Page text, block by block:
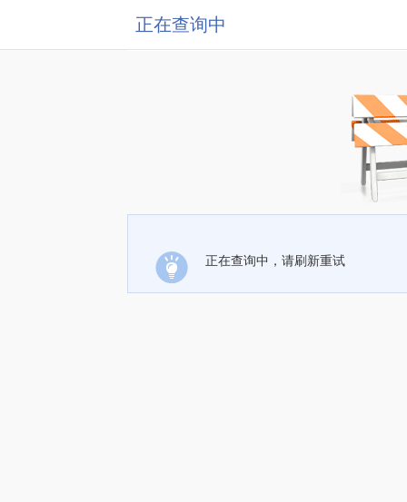
正在查询中
正在查询中，请刷新重试